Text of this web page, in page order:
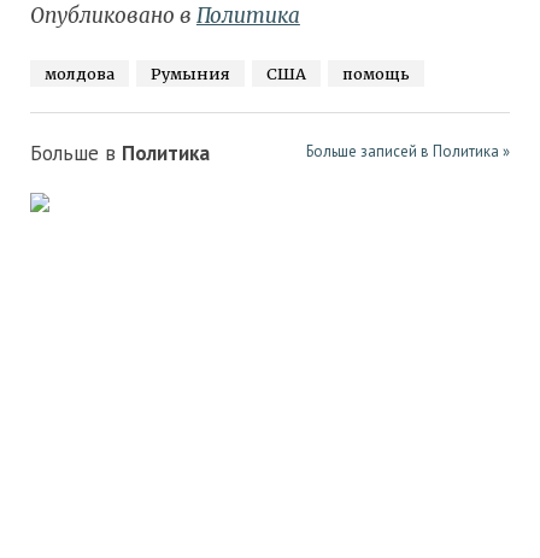
Опубликовано в Политика
молдова Румыния США помощь
Больше в Политика Больше записей в Политика »